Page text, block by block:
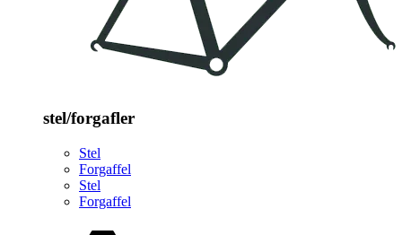
stel/forgafler
Stel
Forgaffel
Stel
Forgaffel